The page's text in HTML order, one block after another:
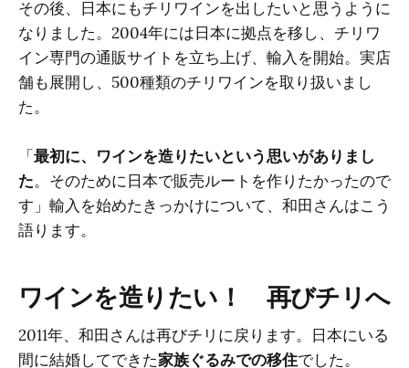
その後、日本にもチリワインを出したいと思うように
なりました。2004年には日本に拠点を移し、チリワ
イン専門の通販サイトを立ち上げ、輸入を開始。実店
舗も展開し、500種類のチリワインを取り扱いまし
た。
「最初に、ワインを造りたいという思いがありまし
た。そのために日本で販売ルートを作りたかったので
す」輸入を始めたきっかけについて、和田さんはこう
語ります。
ワインを造りたい！ 再びチリへ
2011年、和田さんは再びチリに戻ります。日本にいる
間に結婚してできた家族ぐるみでの移住でした。